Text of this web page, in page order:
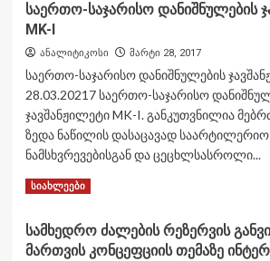
რუსი
ჟურნალისტი
ბაბჩენკო
–
ჰააგაზე:
«ვნახე,
როგორ
იწვოდა
ქართული
ჩვენებას
მივცემ»
საერთო-საჯარისო დანიშნულების
MK-I
ანალიტიკოსი მარტი 28, 2017
საერთო-საჯარისო დანიშნულების
28.03.20217 საერთო-საჯარისო
ჯავშანჟილეტი MK-I. განკუთვნილია
ზედა ნაწილის დასაცავად საარტილერიო
ნამსხვრევებისგან და ცეცხლსასროლი...
Read MoreRead
საერთო-
საჯარისო
სიახლეები
სამხედრო ძალების რეზერვის
მართვის კონცეფციის თემაზე